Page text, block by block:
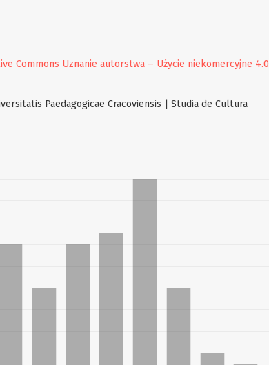
Commons Uznanie autorstwa – Użycie niekomercyjne 4.0
Paedagogicae Cracoviensis | Studia de Cultura